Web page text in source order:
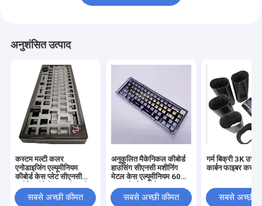
अनुशंसित उत्पाद
कस्टम मल्टी कलर
एनोडाइजिंग एल्यूमीनियम
कीबोर्ड केस प्लेट सीएनसी
कीबोर्डसबसे अच्छी कीमत
अनुकूलित मैकेनिकल कीबोर्ड
हाउसिंग सीएनसी मशीनिंग
मेटल केस एल्यूमीनियम 60%
मैकेनिकल कीबोर्ड प्लेट
सबसे अच्छी कीमत
गर्म बिक्री 3K उच्च
कार्बन फाइबर कस्टम
सबसे अच्छी